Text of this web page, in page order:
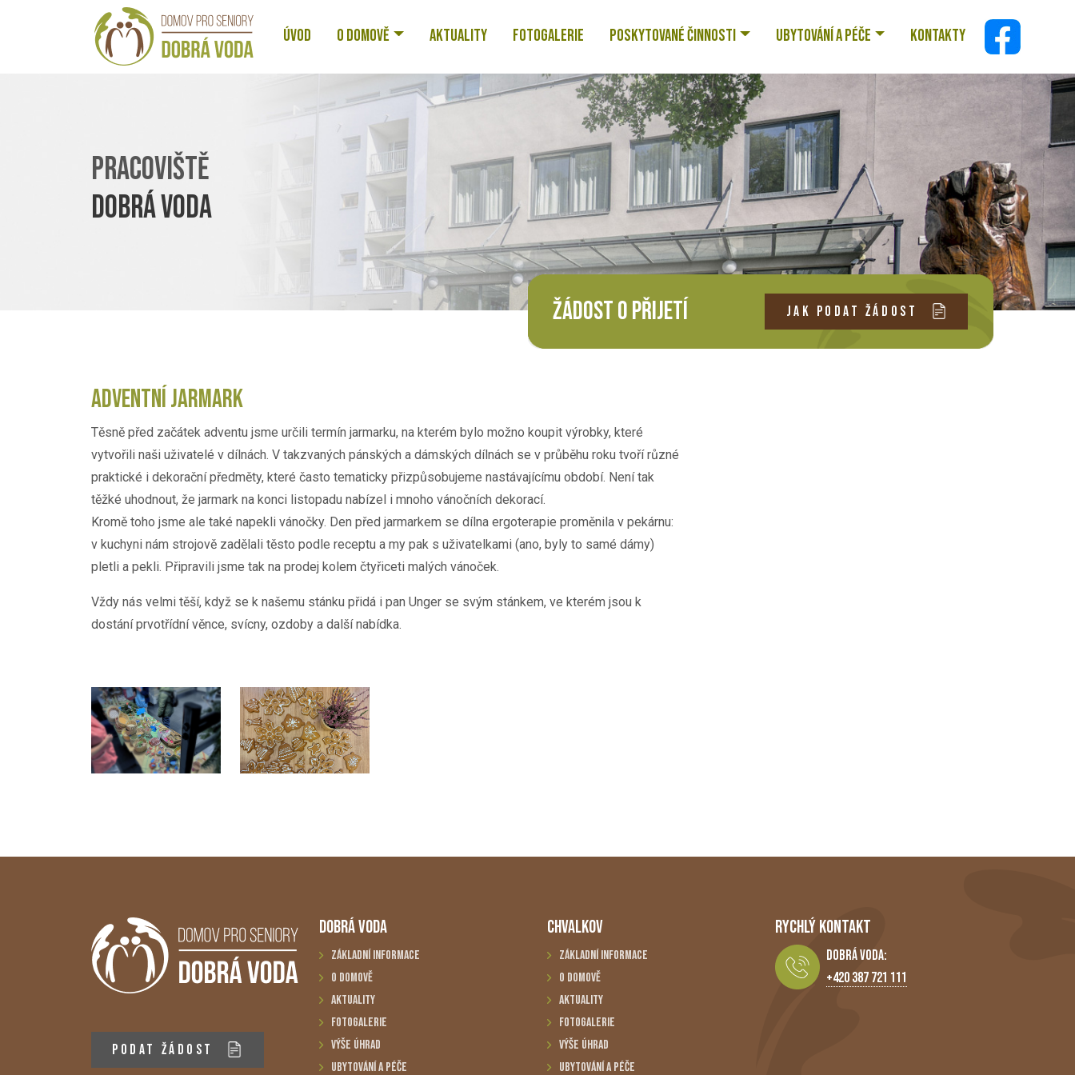
ÚVOD O DOMOVĚ AKTUALITY FOTOGALERIE POSKYTOVANÉ ČINNOSTI UBYTOVÁNÍ A PÉČE KONTAKTY
PRACOVIŠTĚ
DOBRÁ VODA
ŽÁDOST O PŘIJETÍ JAK PODAT ŽÁDOST
ADVENTNÍ JARMARK
Těsně před začátek adventu jsme určili termín jarmarku, na kterém bylo možno koupit výrobky, které
vytvořili naši uživatelé v dílnách. V takzvaných pánských a dámských dílnách se v průběhu roku tvoří různé
praktické i dekorační předměty, které často tematicky přizpůsobujeme nastávajícímu období. Není tak
těžké uhodnout, že jarmark na konci listopadu nabízel i mnoho vánočních dekorací.
Kromě toho jsme ale také napekli vánočky. Den před jarmarkem se dílna ergoterapie proměnila v pekárnu:
v kuchyni nám strojově zadělali těsto podle receptu a my pak s uživatelkami (ano, byly to samé dámy)
pletli a pekli. Připravili jsme tak na prodej kolem čtyřiceti malých vánoček.
Vždy nás velmi těší, když se k našemu stánku přidá i pan Unger se svým stánkem, ve kterém jsou k
dostání prvotřídní věnce, svícny, ozdoby a další nabídka.
PODAT ŽÁDOST
DOBRÁ VODA
Základní informace
O domově
Aktuality
Fotogalerie
Výše úhrad
Ubytování a péče
CHVALKOV
Základní informace
O domově
Aktuality
Fotogalerie
Výše úhrad
Ubytování a péče
RYCHLÝ KONTAKT
Dobrá Voda:
+420 387 721 111